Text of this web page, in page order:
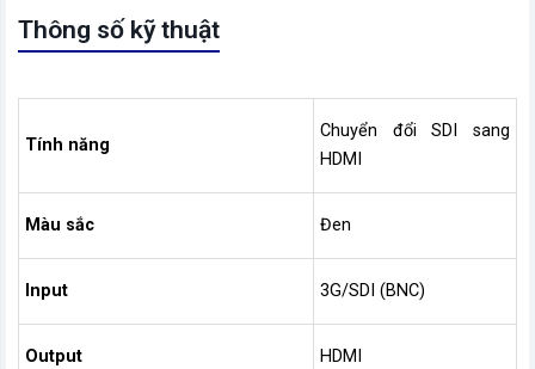
Thông số kỹ thuật
Tính năng
Chuyển đổi SDI sang
HDMI
Màu sắc Đen
Input 3G/SDI (BNC)
Output HDMI